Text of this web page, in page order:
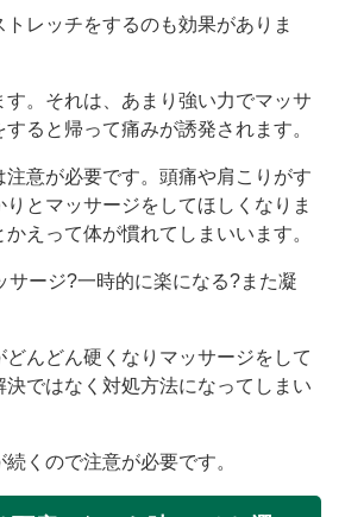
レッチをするのも効果がありま
す。それは、あまり強い力でマッサ
ると帰って痛みが誘発されます。
意が必要です。頭痛や肩こりがす
とマッサージをしてほしくなりま
えって体が慣れてしまいいます。
サージ?一時的に楽になる?また凝
どんどん硬くなりマッサージをして
決ではなく対処方法になってしまい
くので注意が必要です。